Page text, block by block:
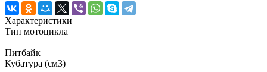
Характеристики
Тип мотоцикла
—
Питбайк
Кубатура (см3)